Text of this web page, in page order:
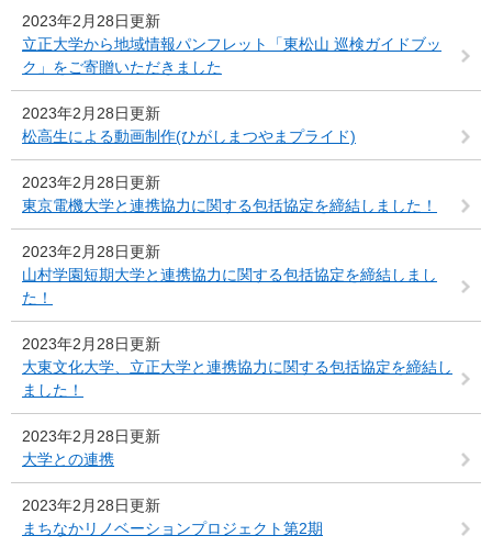
2023年2月28日更新
立正大学から地域情報パンフレット「東松山 巡検ガイドブッ
ク」をご寄贈いただきました
2023年2月28日更新
松高生による動画制作(ひがしまつやまプライド)
2023年2月28日更新
東京電機大学と連携協力に関する包括協定を締結しました！
2023年2月28日更新
山村学園短期大学と連携協力に関する包括協定を締結しまし
た！
2023年2月28日更新
大東文化大学、立正大学と連携協力に関する包括協定を締結し
ました！
2023年2月28日更新
大学との連携
2023年2月28日更新
まちなかリノベーションプロジェクト第2期